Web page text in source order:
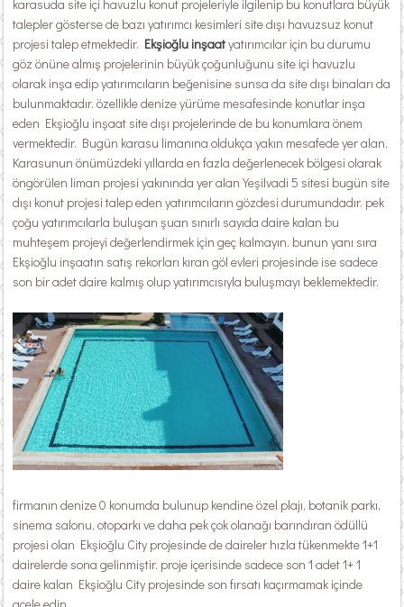
karasuda site içi havuzlu konut projeleriyle ilgilenip bu konutlara büyük
talepler gösterse de bazı yatırımcı kesimleri site dışı havuzsuz konut
projesi talep etmektedir. Ekşioğlu inşaatyatırımcılar için bu durumu
göz önüne almış projelerinin büyük çoğunluğunu site içi havuzlu
olarak inşa edip yatırımcıların beğenisine sunsa da site dışı binaları da
bulunmaktadır. özellikle denize yürüme mesafesinde konutlar inşa
eden Ekşioğlu inşaat site dışı projelerinde de bu konumlara önem
vermektedir. Bugün karasu limanına oldukça yakın mesafede yer alan,
Karasunun önümüzdeki yıllarda en fazla değerlenecek bölgesi olarak
öngörülen liman projesi yakınında yer alan Yeşilvadi 5 sitesi bugün site
dışı konut projesi talep eden yatırımcıların gözdesi durumundadır. pek
çoğu yatırımcılarla buluşan şuan sınırlı sayıda daire kalan bu
muhteşem projeyi değerlendirmek için geç kalmayın. bunun yanı sıra
Ekşioğlu inşaatın satış rekorları kıran göl evleri projesinde ise sadece
son bir adet daire kalmış olup yatırımcısıyla buluşmayı beklemektedir.
firmanın denize 0 konumda bulunup kendine özel plajı, botanik parkı,
sinema salonu, otoparkı ve daha pek çok olanağı barındıran ödüllü
projesi olan Ekşioğlu City projesinde de daireler hızla tükenmekte 1+1
dairelerde sona gelinmiştir. proje içerisinde sadece son 1 adet 1+ 1
daire kalan Ekşioğlu City projesinde son fırsatı kaçırmamak içinde